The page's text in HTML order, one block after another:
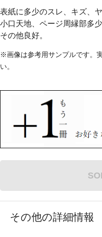
表紙に多少のスレ、キズ、ヤ
小口天地、ページ周縁部多少
その他良好。
※画像は参考用サンプルです。
い。
その他の詳細情報